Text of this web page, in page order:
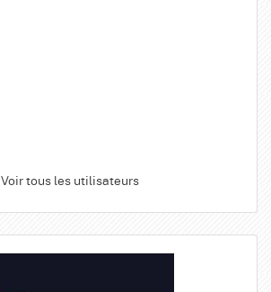
Voir tous les utilisateurs